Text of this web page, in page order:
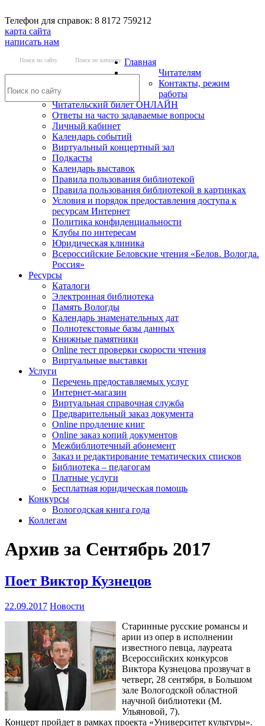
Телефон для справок: 8 8172 759212
карта сайта
написать нам
Поиск по сайту Поиск по каталогу Главная
Читателям
Контакты, режим
работы
Читательский билет ОНЛАЙН
Ответы на часто задаваемые вопросы
Личный кабинет
Календарь событий
Виртуальный концертный зал
Подкасты
Календарь выставок
Правила пользования библиотекой
Правила пользования библиотекой в картинках
Условия и порядок предоставления доступа к
ресурсам Интернет
Политика конфиденциальности
Клубы по интересам
Юридическая клиника
Всероссийские Беловские чтения «Белов. Вологда.
Россия»
Ресурсы
Каталоги
Электронная библиотека
Память Вологды
Календарь знаменательных дат
Полнотекстовые базы данных
Книжные памятники
Online тест проверки скорости чтения
Виртуальные выставки
Услуги
Перечень предоставляемых услуг
Интернет-магазин
Виртуальная справочная служба
Предварительный заказ документа
Online продление книг
Online заказ копий документов
Межбиблиотечный абонемент
Заказ и редактирование тематических списков
Библиотека – педагогам
Платные услуги
Бесплатная юридическая помощь
Конкурсы
Вологодская книга года
Коллегам
Архив за Сентябрь 2017
Поет Виктор Кузнецов
22.09.2017 Новости
Старинные русские романсы и
арии из опер в исполнении
известного певца, лауреата
Всероссийских конкурсов
Виктора Кузнецова прозвучат в
четверг, 28 сентября, в Большом
зале Вологодской областной
научной библиотеки (М.
Ульяновой, 7).
Концерт пройдет в рамках проекта «Университет культуры».